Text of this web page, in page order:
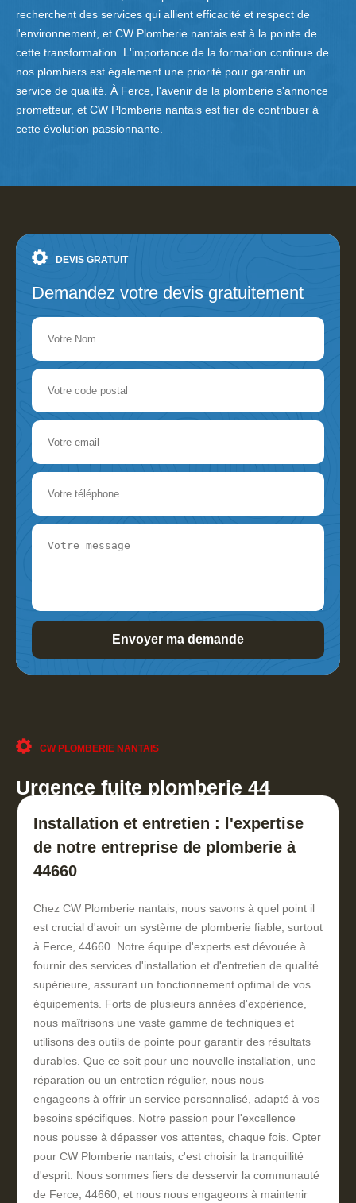
recherchent des services qui allient efficacité et respect de
l'environnement, et CW Plomberie nantais est à la pointe de
cette transformation. L'importance de la formation continue de
nos plombiers est également une priorité pour garantir un
service de qualité. À Ferce, l'avenir de la plomberie s'annonce
prometteur, et CW Plomberie nantais est fier de contribuer à
cette évolution passionnante.
DEVIS GRATUIT
Demandez votre devis gratuitement
CW PLOMBERIE NANTAIS
Urgence fuite plomberie 44
Installation et entretien : l'expertise
de notre entreprise de plomberie à
44660
Chez CW Plomberie nantais, nous savons à quel point il
est crucial d'avoir un système de plomberie fiable, surtout
à Ferce, 44660. Notre équipe d'experts est dévouée à
fournir des services d'installation et d'entretien de qualité
supérieure, assurant un fonctionnement optimal de vos
équipements. Forts de plusieurs années d'expérience,
nous maîtrisons une vaste gamme de techniques et
utilisons des outils de pointe pour garantir des résultats
durables. Que ce soit pour une nouvelle installation, une
réparation ou un entretien régulier, nous nous
engageons à offrir un service personnalisé, adapté à vos
besoins spécifiques. Notre passion pour l'excellence
nous pousse à dépasser vos attentes, chaque fois. Opter
pour CW Plomberie nantais, c'est choisir la tranquillité
d'esprit. Nous sommes fiers de desservir la communauté
de Ferce, 44660, et nous nous engageons à maintenir